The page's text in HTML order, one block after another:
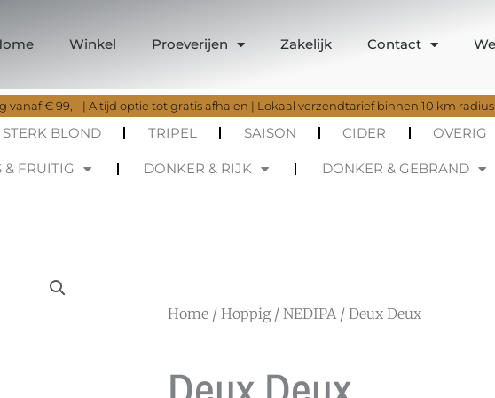
Winkel Proeverijen Zakelijk Contact
vanaf € 99,- | Altijd optie tot gratis afhalen | Lokaal verzendtarief binnen 10 km radius
STERK BLOND TRIPEL SAISON CIDER OVERIG
& FRUITIG DONKER & RIJK DONKER & GEBRAND
Home /Hoppig/NEDIPA/ Deux Deux